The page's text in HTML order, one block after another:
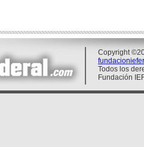
Copyright
Todos los
Fundación